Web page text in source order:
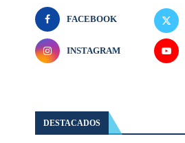
FACEBOOK
INSTAGRAM
DESTACADOS